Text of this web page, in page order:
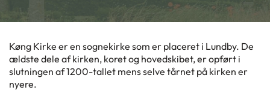
Køng Kirke er en sognekirke som er placeret i Lundby. De
ældste dele af kirken, koret og hovedskibet, er opført i
slutningen af 1200-tallet mens selve tårnet på kirken er
nyere.